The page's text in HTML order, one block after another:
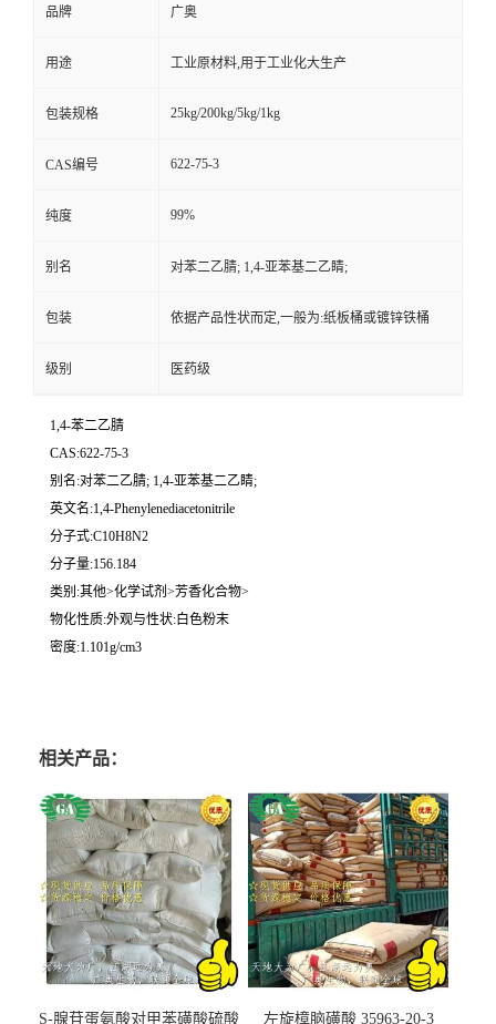
品牌 广奥
用途 工业原材料,用于工业化大生产
包装规格 25kg/200kg/5kg/1kg
CAS编号 622-75-3
纯度 99%
别名 对苯二乙腈; 1,4-亚苯基二乙睛;
包装 依据产品性状而定,一般为:纸板桶或镀锌铁桶
级别 医药级
1,4-苯二乙腈
CAS:622-75-3
别名:对苯二乙腈; 1,4-亚苯基二乙睛;
英文名:1,4-Phenylenediacetonitrile
分子式:C10H8N2
分子量:156.184
类别:其他>化学试剂>芳香化合物>
物化性质:外观与性状:白色粉末
密度:1.101g/cm3
相关产品：
S-腺苷蛋氨酸对甲苯磺酸硫酸 左旋樟脑磺酸 35963-20-3